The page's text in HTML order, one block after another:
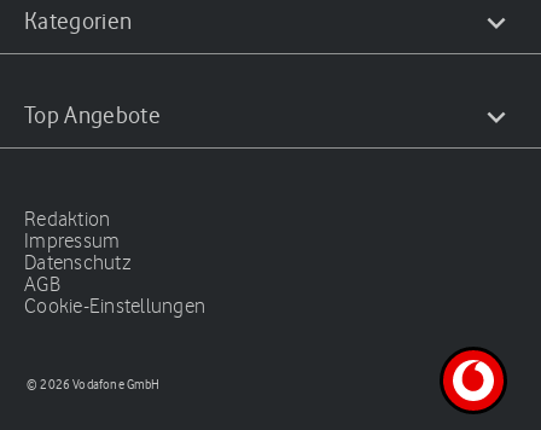
Kategorien
Top Angebote
Redaktion
Impressum
Datenschutz
AGB
Cookie-Einstellungen
© 2026 Vodafone GmbH